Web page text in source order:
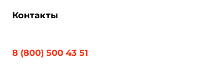
Контакты
8 (800) 500 43 51